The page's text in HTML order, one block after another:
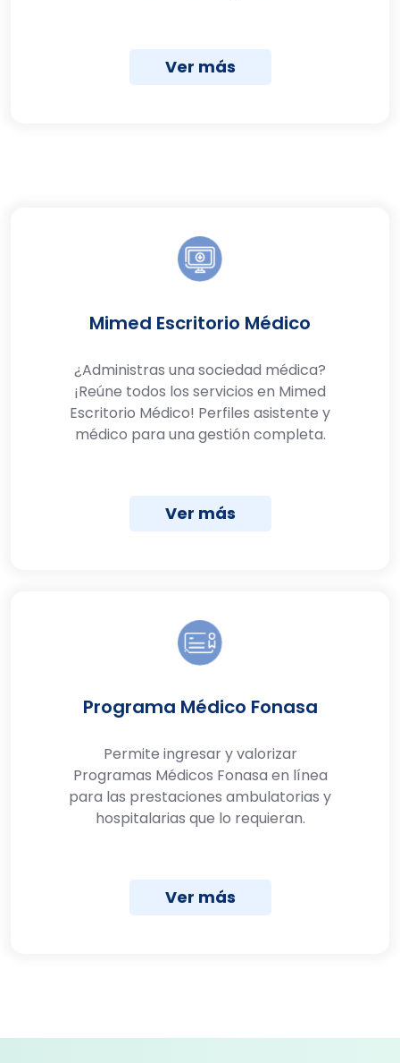
Ver más
Mimed Escritorio Médico
¿Administras una sociedad médica?
¡Reúne todos los servicios en Mimed
Escritorio Médico! Perfiles asistente y
médico para una gestión completa.
Ver más
Programa Médico Fonasa
Permite ingresar y valorizar
Programas Médicos Fonasa en línea
para las prestaciones ambulatorias y
hospitalarias que lo requieran.
Ver más